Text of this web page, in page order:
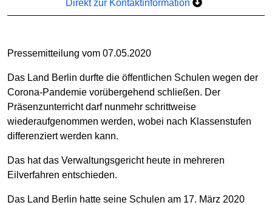
Direkt zur Kontaktinformation
Pressemitteilung vom 07.05.2020
Das Land Berlin durfte die öffentlichen Schulen wegen der
Corona-Pandemie vorübergehend schließen. Der
Präsenzunterricht darf nunmehr schrittweise
wiederaufgenommen werden, wobei nach Klassenstufen
differenziert werden kann.
Das hat das Verwaltungsgericht heute in mehreren
Eilverfahren entschieden.
Das Land Berlin hatte seine Schulen am 17. März 2020